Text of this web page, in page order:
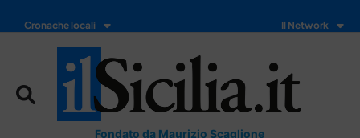
Cronache locali Il Network
Fondato da Maurizio Scaglione